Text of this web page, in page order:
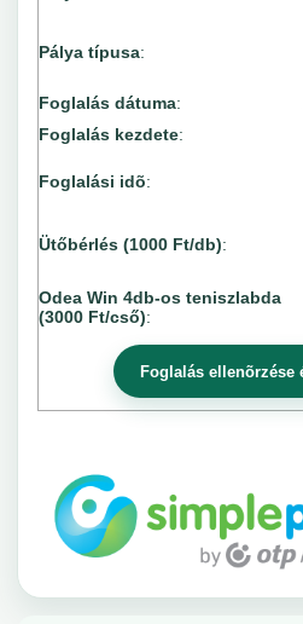
Pálya típusa:
Foglalás dátuma:
Foglalás kezdete:
Foglalási idõ:
Ütőbérlés (1000 Ft/db):
Odea Win 4db-os teniszlabda
(3000 Ft/cső):